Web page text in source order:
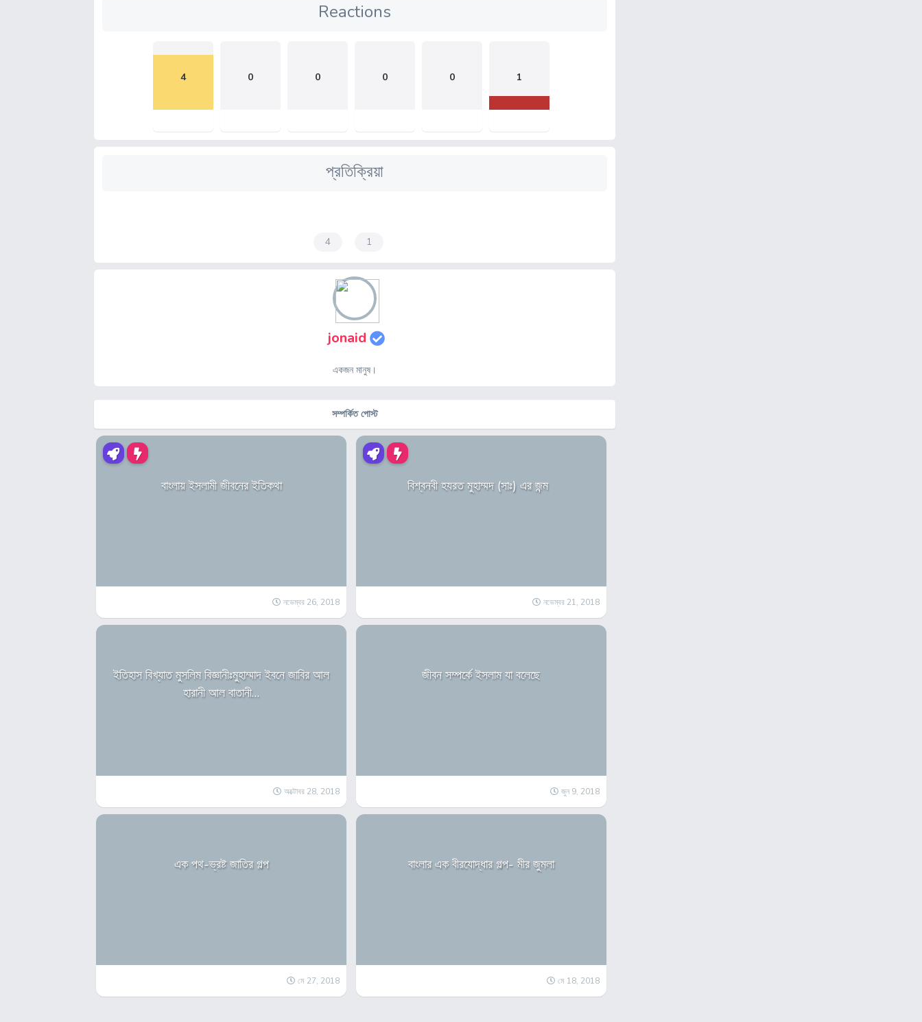
Reactions
4 0 0 0 0 1
প্রতিক্রিয়া
4 1
jonaid
একজন মানুষ।
সম্পর্কিত পোস্ট
বাংলায় ইসলামী জীবনের ইতিকথা
নভেম্বর 26, 2018
বিশ্বনবী হযরত মুহাম্মদ (সাঃ) এর জন্ম
নভেম্বর 21, 2018
ইতিহাস বিখ্যাত মুসলিম বিজ্ঞানীঃমুহাম্মাদ ইবনে জাবির আল
হারানী আল বাতানী…
অক্টোবর 28, 2018
জীবন সম্পর্কে ইসলাম যা বলেছে
জুন 9, 2018
এক পথ-ভ্রষ্ট জাতির গল্প
মে 27, 2018
বাংলার এক বীরযোদ্ধার গল্প- মীর জুমলা
মে 18, 2018